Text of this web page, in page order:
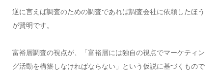
逆に言えば調査のための調査であれば調査会社に依頼したほう
が賢明です。
富裕層調査の視点が、「富裕層には独自の視点でマーケティン
グ活動を構築しなければならない」という仮説に基づくもので